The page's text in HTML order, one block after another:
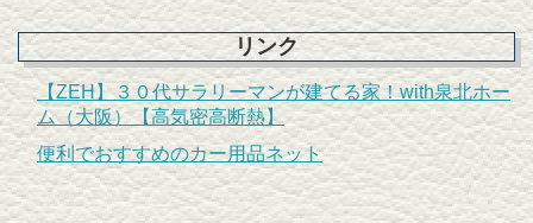
リンク
【ZEH】３０代サラリーマンが建てる家！with泉北ホー
ム（大阪）【高気密高断熱】
便利でおすすめのカー用品ネット